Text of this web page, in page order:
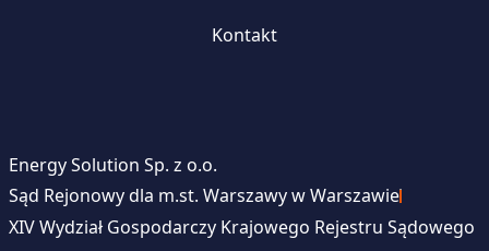
Kontakt
Energy Solution Sp. z o.o.
Sąd Rejonowy dla m.st. Warszawy w Warszawie
XIV Wydział Gospodarczy Krajowego Rejestru Sądowego